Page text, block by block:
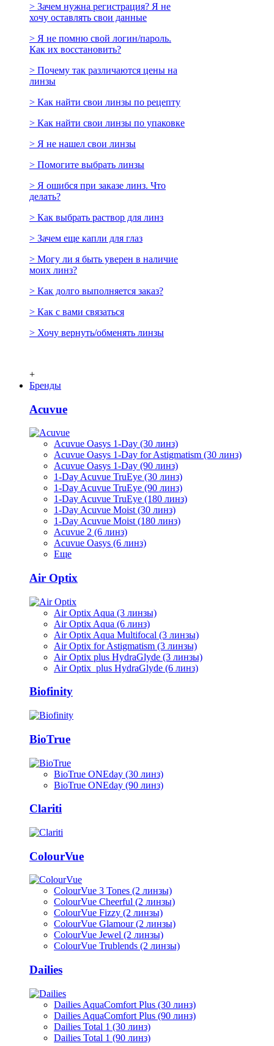
> Зачем нужна регистрация? Я не
хочу оставлять свои данные
> Я не помню свой логин/пароль.
Как их восстановить?
> Почему так различаются цены на
линзы
> Как найти свои линзы по рецепту
> Как найти свои линзы по упаковке
> Я не нашел свои линзы
> Помогите выбрать линзы
> Я ошибся при заказе линз. Что
делать?
> Как выбрать раствор для линз
> Зачем еще капли для глаз
> Могу ли я быть уверен в наличие
моих линз?
> Как долго выполняется заказ?
> Как с вами связаться
> Хочу вернуть/обменять линзы
+
Бренды
Acuvue
Acuvue Oasys 1-Day (30 линз)
Acuvue Oasys 1-Day for Astigmatism (30 линз)
Acuvue Oasys 1-Day (90 линз)
1-Day Acuvue TruEye (30 линз)
1-Day Acuvue TruEye (90 линз)
1-Day Acuvue TruEye (180 линз)
1-Day Acuvue Moist (30 линз)
1-Day Acuvue Moist (180 линз)
Acuvue 2 (6 линз)
Acuvue Oasys (6 линз)
Еще
Air Optix
Air Optix Aqua (3 линзы)
Air Optix Aqua (6 линз)
Air Optix Aqua Multifocal (3 линзы)
Air Optix for Astigmatism (3 линзы)
Air Optix plus HydraGlyde (3 линзы)
Air Optix plus HydraGlyde (6 линз)
Biofinity
BioTrue
BioTrue ONEday (30 линз)
BioTrue ONEday (90 линз)
Clariti
ColourVue
ColourVue 3 Tones (2 линзы)
ColourVue Cheerful (2 линзы)
ColourVue Fizzy (2 линзы)
ColourVue Glamour (2 линзы)
ColourVue Jewel (2 линзы)
ColourVue Trublends (2 линзы)
Dailies
Dailies AquaComfort Plus (30 линз)
Dailies AquaComfort Plus (90 линз)
Dailies Total 1 (30 линз)
Dailies Total 1 (90 линз)